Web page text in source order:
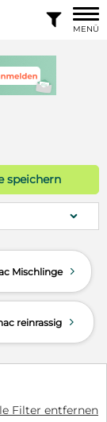

MENÜ
speichern
Mischlinge d
reinrassig d
Filter entfernen